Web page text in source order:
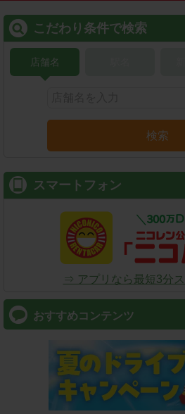
こだわり条件で検索
店舗名
検索
スマートフォン
⇒ アプリなら最短3分ス
おすすめコンテンツ